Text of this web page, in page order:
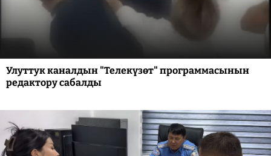
Улуттук каналдын "Телекүзөт" программасынын
редактору сабалды